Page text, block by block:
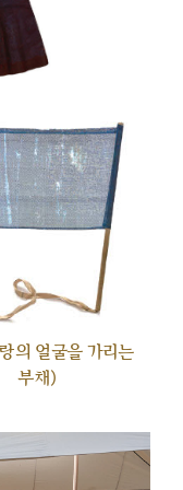
의 얼굴을 가리는
부채)